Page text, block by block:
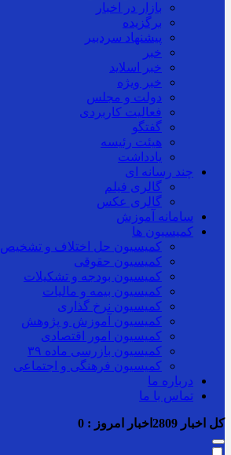
بازار در اخبار
برگزیده
پیشنهاد سردبیر
خبر
خبر اسلايد
خبر ویژه
دولت و مجلس
فعالیت کاربردی
گفتگو
هیئت رئیسه
یادداشت
چند رسانه ای
گالری فیلم
گالری عکس
سامانه آموزش
کمیسیون ها
کمیسیون حل اختلاف و تشخیص
کمیسیون حقوقی
کمیسیون بودجه و تشکیلات
کمیسیون بیمه و مالیات
کمیسیون نرخ گذاری
کمیسیون آموزش و پژوهش
کمیسیون امور اقتصادی
کمیسیون بازرسی ماده ۳۹
کمیسیون فرهنگی و اجتماعی
درباره ما
تماس با ما
کل اخبار اخبار امروز : 0